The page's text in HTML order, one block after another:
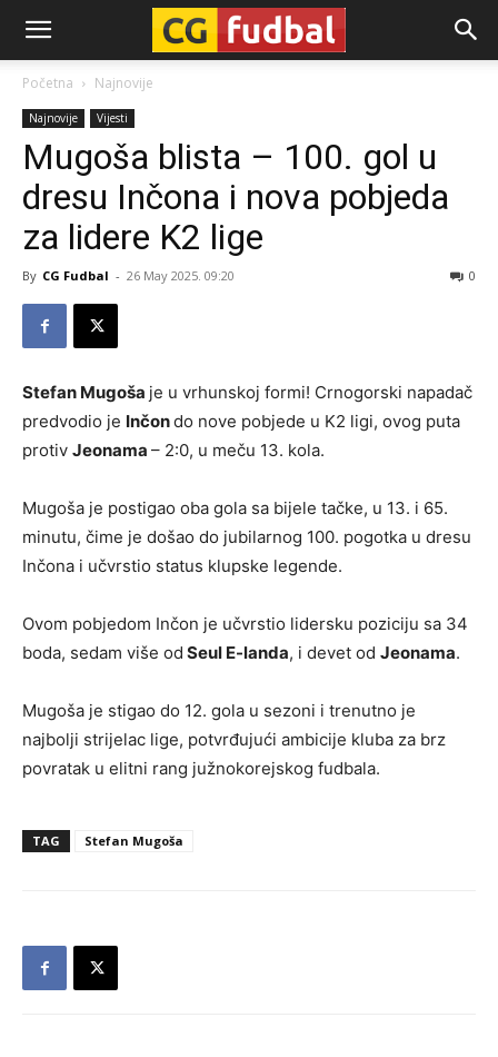
CG-
Fudbal
Početna Najnovije
Najnovije Vijesti
Mugoša blista – 100. gol u
dresu Inčona i nova pobjeda
za lidere K2 lige
By CG Fudbal - 26 May 2025. 09:20 0
Stefan Mugoša je u vrhunskoj formi! Crnogorski napadač
predvodio je Inčondo nove pobjede u K2 ligi, ovog puta
protiv Jeonama – 2:0, u meču 13. kola.
Mugoša je postigao oba gola sa bijele tačke, u 13. i 65.
minutu, čime je došao do jubilarnog 100. pogotka u dresu
Inčona i učvrstio status klupske legende.
Ovom pobjedom Inčon je učvrstio lidersku poziciju sa 34
boda, sedam više od Seul E-landa, i devet od Jeonama.
Mugoša je stigao do 12. gola u sezoni i trenutno je
najbolji strijelac lige, potvrđujući ambicije kluba za brz
povratak u elitni rang južnokorejskog fudbala.
TAG Stefan Mugoša